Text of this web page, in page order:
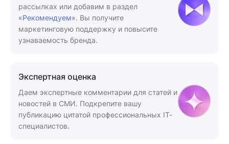
рассылках или добавим в раздел
«Рекомендуем». Вы получите
маркетинговую поддержку и повысите
узнаваемость бренда.
Экспертная оценка
Даем экспертные комментарии для статей и
новостей в СМИ. Подкрепите вашу
публикацию цитатой профессиональных IT-
специалистов.